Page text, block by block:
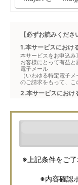
【必ずお読みくださ
1.本サービスにおけ
本サービスをお申込み
お客様にとって有益
電子メール
（いわゆる特定電子
のご請求をもって、こ
2.本サービスにおけ
本フォームからお客
などの資料送付・電
動産会社が利用・保
の取扱いについては
また、上記とは別に
に、お客様の個人情
ます。 ご記入の内容
本サービスを円滑に
ブンから確認のご連
ご了承ください。
メジャーセブンの個
※上記条件をご了
※内容確認